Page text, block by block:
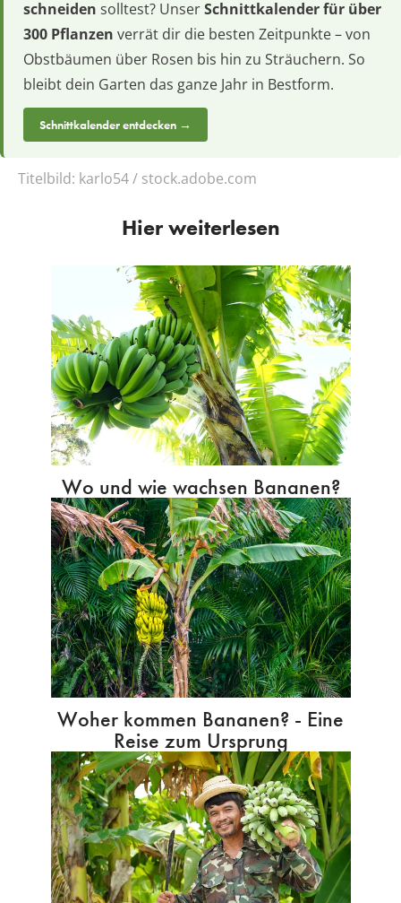
schneiden solltest? UnserSchnittkalender für über
300 Pflanzen verrät dir die besten Zeitpunkte – von
Obstbäumen über Rosen bis hin zu Sträuchern. So
bleibt dein Garten das ganze Jahr in Bestform.
Schnittkalender entdecken →
Titelbild: karlo54 / stock.adobe.com
Hier weiterlesen
Wo und wie wachsen Bananen?
Woher kommen Bananen? - Eine
Reise zum Ursprung